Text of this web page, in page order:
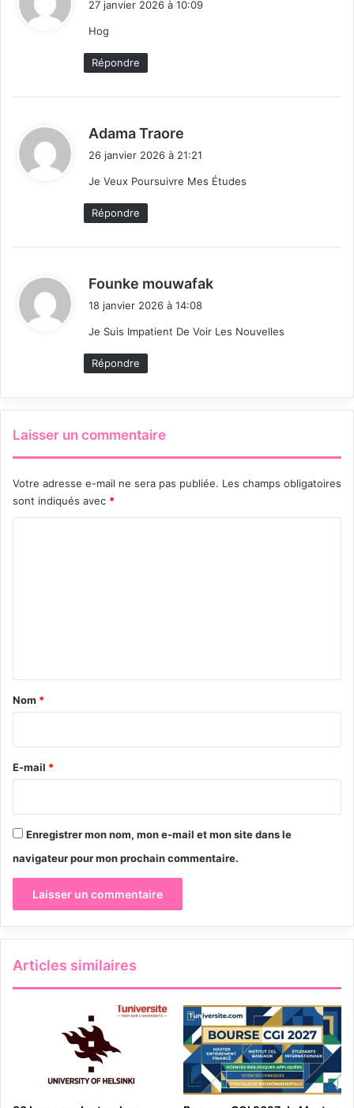
27 janvier 2026 à 10:09
Hog
Répondre
Adama Traore
i
26 janvier 2026 à 21:21
Je Veux Poursuivre Mes Études
Répondre
Founke mouwafak
18 janvier 2026 à 14:08
Je Suis Impatient De Voir Les Nouvelles
Répondre
Laisser un commentaire
Votre adresse e-mail ne sera pas publiée. Les champs obligatoires
sont indiqués avec *
a
e
Nom *
E-mail *
Enregistrer mon nom, mon e-mail et mon site dans le
navigateur pour mon prochain commentaire.
Articles similaires